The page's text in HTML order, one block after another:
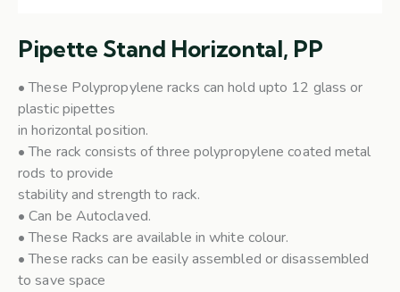
Pipette Stand Horizontal, PP
• These Polypropylene racks can hold upto 12 glass or
plastic pipettes
in horizontal position.
• The rack consists of three polypropylene coated metal
rods to provide
stability and strength to rack.
• Can be Autoclaved.
• These Racks are available in white colour.
• These racks can be easily assembled or disassembled
to save space